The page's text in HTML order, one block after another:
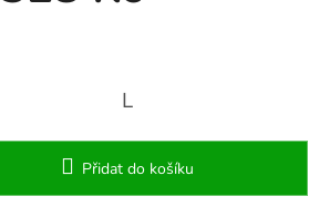
L
Přidat do košíku